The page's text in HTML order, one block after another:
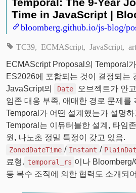
Time in JavaScript |
bloomberg.github.io/js-blog/
TC39 ECMAScript JavaScript
ECMAScript Proposal의 Temporal
ES2026에 포함되는 것이 결정되는
JavaScript의
Date
오브젝트가 안
임존 대응 부족, 애매한 경로 문제를
Temporal가 어떤 설계했는가 설명하
Temporal는 이뮤터블한 설계, 타임
원, 나노초 정밀 특정이 갖고 있음.
ZonedDateTime / Instant /
료형. temporal_rs 이나
등 복수 조직에 의한 협력도 소개되